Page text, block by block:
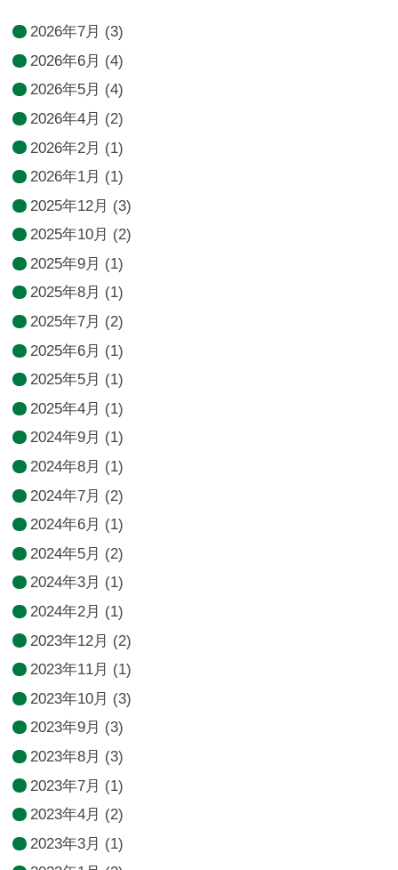
2026年7月 (3)
2026年6月 (4)
2026年5月 (4)
2026年4月 (2)
2026年2月 (1)
2026年1月 (1)
2025年12月 (3)
2025年10月 (2)
2025年9月 (1)
2025年8月 (1)
2025年7月 (2)
2025年6月 (1)
2025年5月 (1)
2025年4月 (1)
2024年9月 (1)
2024年8月 (1)
2024年7月 (2)
2024年6月 (1)
2024年5月 (2)
2024年3月 (1)
2024年2月 (1)
2023年12月 (2)
2023年11月 (1)
2023年10月 (3)
2023年9月 (3)
2023年8月 (3)
2023年7月 (1)
2023年4月 (2)
2023年3月 (1)